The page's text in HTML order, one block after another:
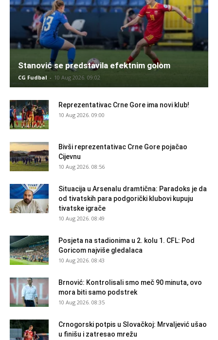
Stanović se predstavila efektnim golom
CG Fudbal - 10 Aug 2026. 09:02
Reprezentativac Crne Gore ima novi klub!
10 Aug 2026. 09:00
Bivši reprezentativac Crne Gore pojačao
Cijevnu
10 Aug 2026. 08:56
Situacija u Arsenalu dramtična: Paradoks je da
od tivatskih para podgorički klubovi kupuju
tivatske igrače
10 Aug 2026. 08:49
Posjeta na stadionima u 2. kolu 1. CFL: Pod
Goricom najviše gledalaca
10 Aug 2026. 08:43
Brnović: Kontrolisali smo meč 90 minuta, ovo
mora biti samo podstrek
10 Aug 2026. 08:35
Crnogorski potpis u Slovačkoj: Mrvaljević ušao
u finišu i zatresao mrežu